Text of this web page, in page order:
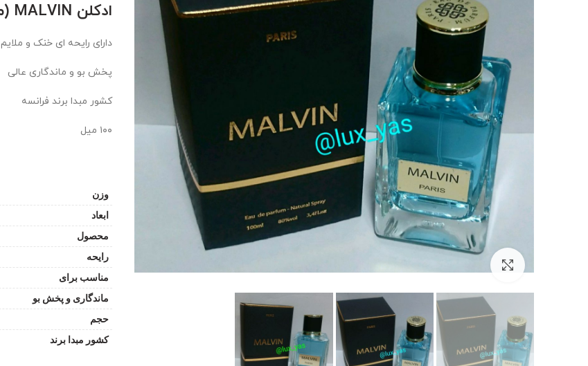
ادکلن MALVIN (مالوین)
دارای رایحه ای خنک و ملایم
پخش بو و ماندگاری عالی
کشور مبدا برند فرانسه
۱۰۰ میل
وزن
ابعاد
محصول
رایحه
مناسب برای
ماندگاری و پخش بو
حجم
کشور مبدا برند